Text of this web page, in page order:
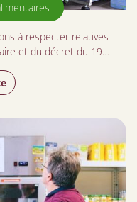
à respecter relatives
et du décret du 19…